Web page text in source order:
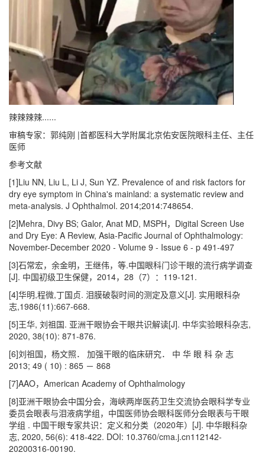
辣辣辣辣......
审稿专家：郭纯刚 |首都医科大学附属北京佑安医院眼科主任、主任
医师
参考文献
[1]Liu NN, Liu L, Li J, Sun YZ. Prevalence of and risk factors for
dry eye symptom in China's mainland: a systematic review and
meta-analysis. J Ophthalmol. 2014;2014:748654.
[2]Mehra, Divy BS; Galor, Anat MD, MSPH，Digital Screen Use
and Dry Eye: A Review, Asia-Pacific Journal of Ophthalmology:
November-December 2020 - Volume 9 - Issue 6 - p 491-497
[3]石常宏，余金明，王继伟，等.中国眼科门诊干眼的流行病学调查
[J]. 中国初级卫生保健，2014，28（7）：119-121.
[4]华明,程微,丁国贞. 泪膜破裂时间的测定及意义[J]. 实用眼科杂
志,1986(11):667-668.
[5]王华, 刘祖国. 亚洲干眼协会干眼共识解读[J]. 中华实验眼科杂志,
2020, 38(10): 871-876.
[6]刘祖国，杨文照． 加强干眼的临床研究． 中 华 眼 科 杂 志
2013; 49 ( 10) : 865 － 868
[7]AAO，American Academy of Ophthalmology
[8]亚洲干眼协会中国分会，海峡两岸医药卫生交流协会眼科学专业
委员会眼表与泪液病学组，中国医师协会眼科医师分会眼表与干眼
学组 . 中国干眼专家共识：定义和分类（2020年）[J]. 中华眼科杂
志, 2020, 56(6): 418-422. DOI: 10.3760/cma.j.cn112142-
20200316-00190.